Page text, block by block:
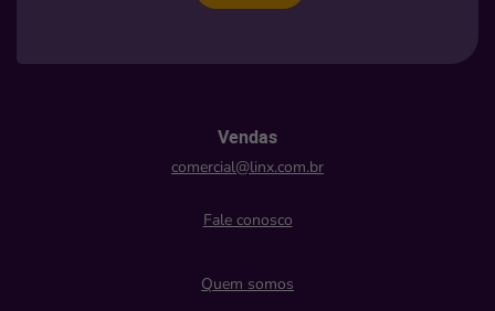
Vendas
comercial@linx.com.br
Fale conosco
Quem somos